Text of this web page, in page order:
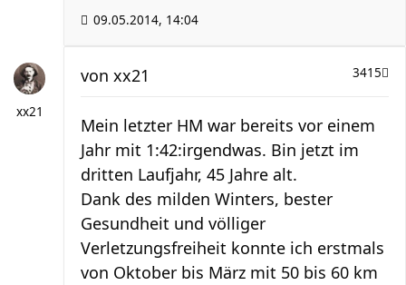
09.05.2014, 14:04
xx21
3415
von xx21
Mein letzter HM war bereits vor einem
Jahr mit 1:42:irgendwas. Bin jetzt im
dritten Laufjahr, 45 Jahre alt.
Dank des milden Winters, bester
Gesundheit und völliger
Verletzungsfreiheit konnte ich erstmals
von Oktober bis März mit 50 bis 60 km